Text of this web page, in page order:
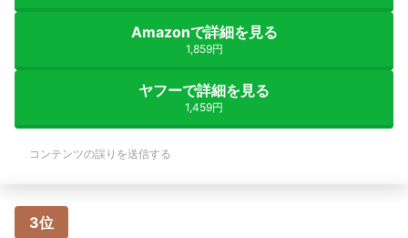
Amazonで詳細を見る
1,859円
ヤフーで詳細を見る
1,459円
コンテンツの誤りを送信する
3位